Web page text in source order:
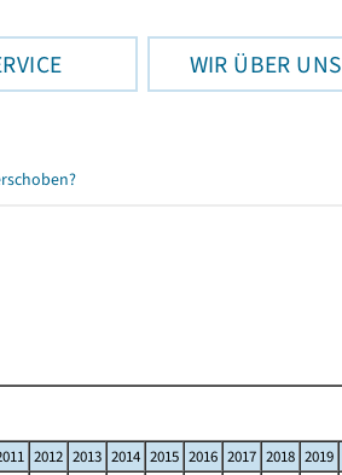
WIR ÜBER UNS
2012 2013 2014 2015 2016 2017 2018 2019